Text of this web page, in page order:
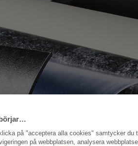
på "acceptera alla cookies" samtycker du
på webbplatsen, analysera